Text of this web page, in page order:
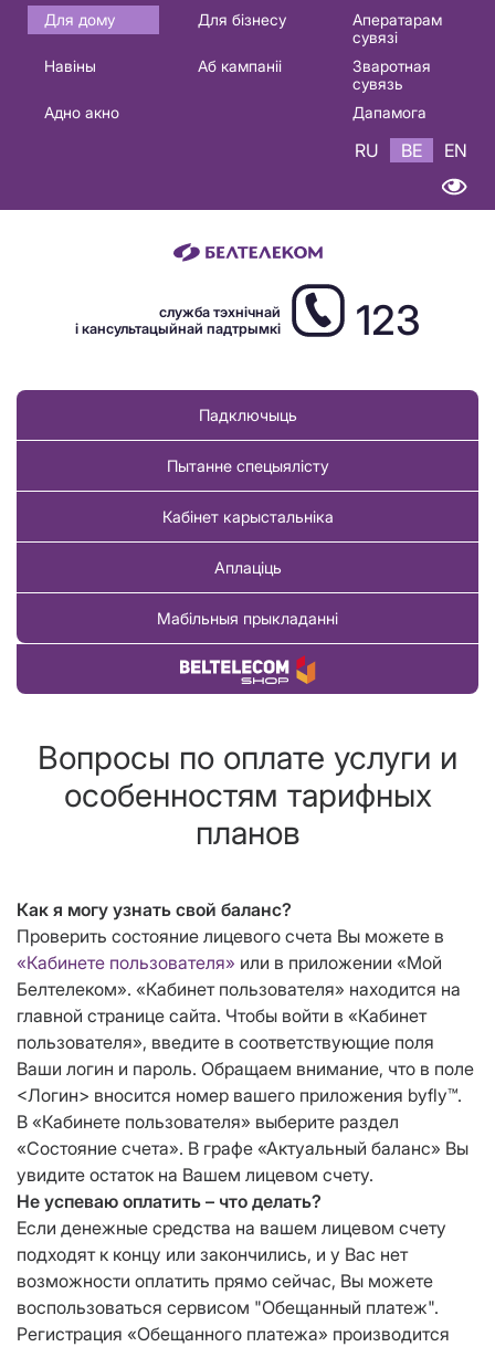
Основная
навигация
Для дому Для бізнесу
Аператарам
сувязі
Навіны
Аб кампаніі
Зваротная
сувязь
Адно акно
Дапамога
RU BE EN
служба тэхнічнай
і кансультацыйнай падтрымкі
123
Падключыць
Пытанне спецыялісту
Кабінет карыстальніка
Аплаціць
Мабільныя прыкладанні
Купіць тавар
Вопросы по оплате услуги и
особенностям тарифных
планов
Как я могу узнать свой баланс?
Проверить состояние лицевого счета Вы можете в
«Кабинете пользователя» или в приложении «Мой
Белтелеком». «Кабинет пользователя» находится на
главной странице сайта. Чтобы войти в «Кабинет
пользователя», введите в соответствующие поля
Ваши логин и пароль. Обращаем внимание, что в поле
<Логин> вносится номер вашего приложения byfly™.
В «Кабинете пользователя» выберите раздел
«Состояние счета». В графе «Актуальный баланс» Вы
увидите остаток на Вашем лицевом счету.
Не успеваю оплатить – что делать?
Если денежные средства на вашем лицевом счету
подходят к концу или закончились, и у Вас нет
возможности оплатить прямо сейчас, Вы можете
воспользоваться сервисом "Обещанный платеж".
Регистрация «Обещанного платежа» производится